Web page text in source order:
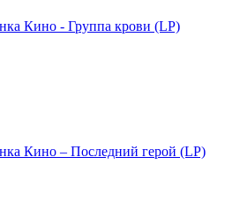
Кино - Группа крови (LP)
Кино – Последний герой (LP)